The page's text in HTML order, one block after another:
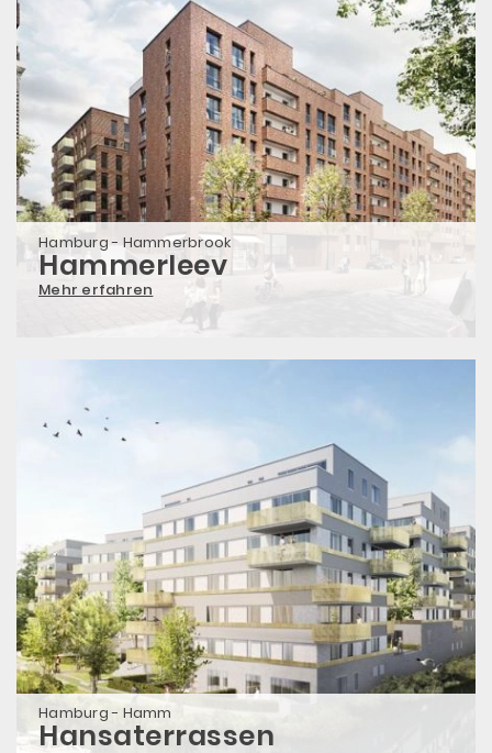
Hamburg - Hammerbrook
Hammerleev
Mehr erfahren
Hamburg - Hamm
Hansaterrassen